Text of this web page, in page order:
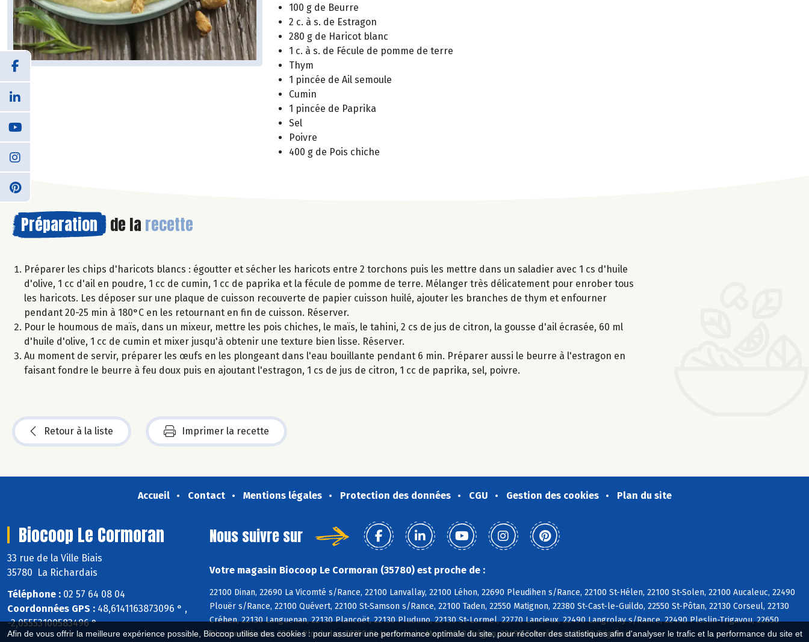
Afin de vous offrir la meilleure expérience possible, Biocoop utilise des cookies : pour assurer une performance optimale du site, pour récolter des statistiques afin d'analyser le trafic et la performance du site et
100 g de Beurre
2 c. à s. de Estragon
280 g de Haricot blanc
1 c. à s. de Fécule de pomme de terre
Thym
1 pincée de Ail semoule
Cumin
1 pincée de Paprika
Sel
Poivre
400 g de Pois chiche
Préparation de la recette
Préparer les chips d'haricots blancs : égoutter et sécher les haricots entre 2 torchons puis les mettre dans un saladier avec 1 cs d'huile
d'olive, 1 cc d'ail en poudre, 1 cc de cumin, 1 cc de paprika et la fécule de pomme de terre. Mélanger très délicatement pour enrober tous
les haricots. Les déposer sur une plaque de cuisson recouverte de papier cuisson huilé, ajouter les branches de thym et enfourner
pendant 20-25 min à 180°C en les retournant en fin de cuisson. Réserver.
Pour le houmous de maïs, dans un mixeur, mettre les pois chiches, le maïs, le tahini, 2 cs de jus de citron, la gousse d'ail écrasée, 60 ml
d'huile d'olive, 1 cc de cumin et mixer jusqu'à obtenir une texture bien lisse. Réserver.
Au moment de servir, préparer les œufs en les plongeant dans l'eau bouillante pendant 6 min. Préparer aussi le beurre à l'estragon en
faisant fondre le beurre à feu doux puis en ajoutant l'estragon, 1 cs de jus de citron, 1 cc de paprika, sel, poivre.
Retour à la liste Imprimer la recette
Accueil Contact Mentions légales Protection des données CGU Gestion des cookies Plan du site
Biocoop Le Cormoran
33 rue de la Ville Biais
35780 La Richardais
Téléphone : 02 57 64 08 04
Coordonnées GPS : 48,6141163873096 ° ,
-2,05553100583496 °
Nous suivre sur
Votre magasin Biocoop Le Cormoran (35780) est proche de :
22100 Dinan, 22690 La Vicomté s/Rance, 22100 Lanvallay, 22100 Léhon, 22690 Pleudihen s/Rance, 22100 St-Hélen, 22100 St-Solen, 22100 Aucaleuc, 22490
Plouër s/Rance, 22100 Quévert, 22100 St-Samson s/Rance, 22100 Taden, 22550 Matignon, 22380 St-Cast-le-Guildo, 22550 St-Pôtan, 22130 Corseul, 22130
Créhen, 22130 Languenan, 22130 Plancoët, 22130 Pluduno, 22130 St-Lormel, 22770 Lancieux, 22490 Langrolay s/Rance, 22490 Pleslin-Trigavou, 22650
Plessix-Balisson, 22650 Ploubalay, 22750 St-Jacut-de-la-Mer, 22650 Trégon, 22490 Tréméreuc, 22490 Trigavou